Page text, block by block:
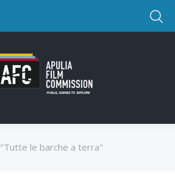
"Tutte le barche a terra"